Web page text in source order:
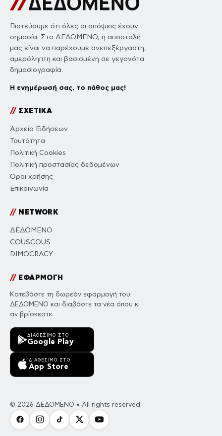
Πιστεύουμε ότι όλες οι απόψεις έχουν
σημασία. Στο ΔΕΔΟΜΕΝΟ, η αποστολή
μας είναι να παρέχουμε ανεπεξέργαστη,
αμερόληπτη και βασισμένη σε γεγονότα
δημοσιογραφία.
Η ενημέρωσή σας, το πάθος μας!
//ΣΧΕΤΙΚΑ
Αρχείο Ειδήσεων
Ταυτότητα
Πολιτική Cookies
Πολιτική προστασίας δεδομένων
Όροι χρήσης
Επικοινωνία
//NETWORK
ΔΕΔΟΜΕΝΟ
COUSCOUS
DIMOCRACY
//ΕΦΑΡΜΟΓΗ
Κατεβάστε τη δωρεάν εφαρμογή του
ΔΕΔΟΜΕΝΟ και διαβάστε τα νέα όπου κι
αν βρίσκεστε.
ΔΙΑΘΈΣΙΜΟ ΣΤΟ
Google Play
ΔΙΑΘΈΣΙΜΟ ΣΤΟ
App Store
© 2026 ΔΕΔΟΜΕΝΟ • All rights reserved.